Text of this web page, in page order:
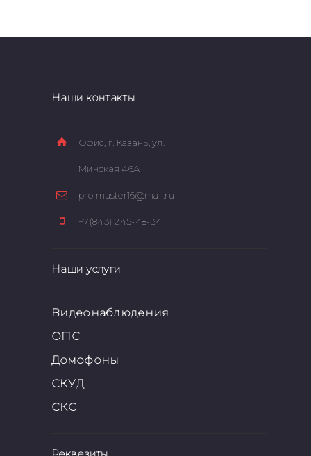
Наши контакты
Офис, г. Казань, ул.
Минская 46А
profmaster16@mail.ru
+7(843) 245-48-34
Наши услуги
Видеонаблюдения
ОПС
Домофоны
СКУД
СКС